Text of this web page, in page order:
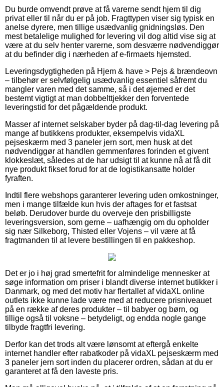
Du burde omvendt prøve at få varerne sendt hjem til dig
privat eller til når du er på job. Fragttypen viser sig typisk en
anelse dyrere, men tillige usædvanlig gnidningsløs. Den
mest betalelige mulighed for levering vil dog altid vise sig at
være at du selv henter varerne, som desværre nødvendiggør
at du befinder dig i nærheden af e-firmaets hjemsted.
Leveringsdygtigheden på Hjem & have > Pejs & brændeovn
– tilbehør er selvfølgelig usædvanlig essentiel såfremt du
mangler varen med det samme, så i det øjemed er det
bestemt vigtigt at man dobbelttjekker den forventede
leveringstid for det pågældende produkt.
Masser af internet selskaber byder på dag-til-dag levering på
mange af butikkens produkter, eksempelvis vidaXL
pejseskærm med 3 paneler jern sort, men husk at det
nødvendiggør at handlen gemmenføres forinden et givent
klokkeslæt, således at de har udsigt til at kunne nå at få dit
nye produkt fikset forud for at de logistikansatte holder
fyraften.
Indtil flere webshops garanterer levering uden omkostninger,
men i mange tilfælde kun hvis der aftages for et fastsat
beløb. Derudover burde du overveje den prisbilligste
leveringsversion, som gerne – uafhængig om du opholder
sig nær Silkeborg, Thisted eller Vojens – vil være at få
fragtmanden til at levere bestillingen til en pakkeshop.
Det er jo i høj grad smertefrit for almindelige mennesker at
søge information om priser i blandt diverse internet butikker i
Danmark, og med det motiv har flertallet af vidaXL online
outlets ikke kunne lade være med at reducere prisniveauet
på en række af deres produkter – til babyer og børn, og
tillige også til voksne – betydeligt, og endda nogle gange
tilbyde fragtfri levering.
Derfor kan det trods alt være lønsomt at eftergå enkelte
internet handler efter rabatkoder på vidaXL pejseskærm med
3 paneler jern sort inden du placerer ordren, sådan at du er
garanteret at få den laveste pris.